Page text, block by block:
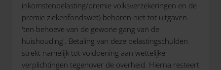
inkomstenbelasting/premie volksverzekeringen en de
premie ziekenfondswet) behoren niet tot uitgaven
'ten behoeve van de gewone gang van de
huishouding'. Betaling van deze belastingschulden
strekt namelijk tot voldoening aan wettelijke
verplichtingen tegenover de overheid. Hierna resteert